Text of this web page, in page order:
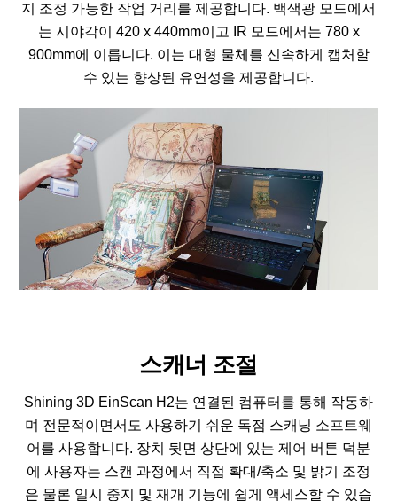
지 조정 가능한 작업 거리를 제공합니다. 백색광 모드에서
는 시야각이 420 x 440mm이고 IR 모드에서는 780 x
900mm에 이릅니다. 이는 대형 물체를 신속하게 캡처할
수 있는 향상된 유연성을 제공합니다.
스캐너 조절
Shining 3D EinScan H2는 연결된 컴퓨터를 통해 작동하
며 전문적이면서도 사용하기 쉬운 독점 스캐닝 소프트웨
어를 사용합니다. 장치 뒷면 상단에 있는 제어 버튼 덕분
에 사용자는 스캔 과정에서 직접 확대/축소 및 밝기 조정
은 물론 일시 중지 및 재개 기능에 쉽게 액세스할 수 있습